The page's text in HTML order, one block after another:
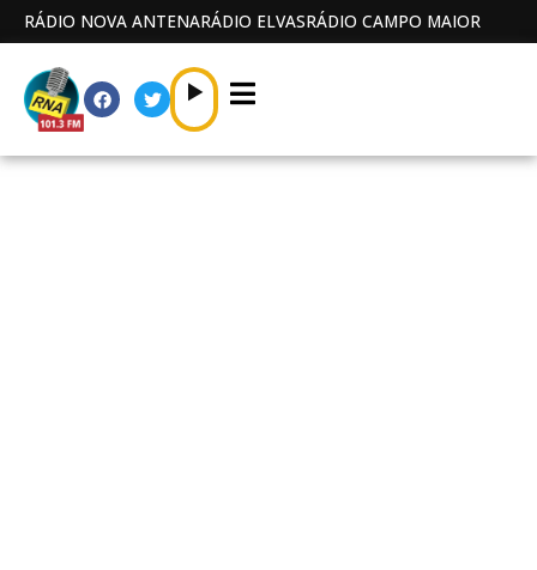
RÁDIO NOVA ANTENARÁDIO ELVASRÁDIO CAMPO MAIOR